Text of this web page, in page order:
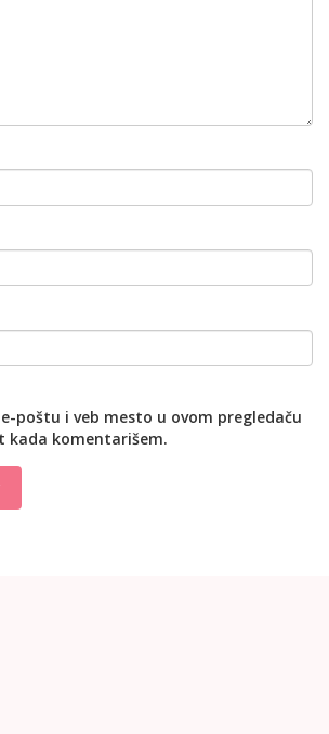
poštu i veb mesto u ovom pregledaču
kada komentarišem.